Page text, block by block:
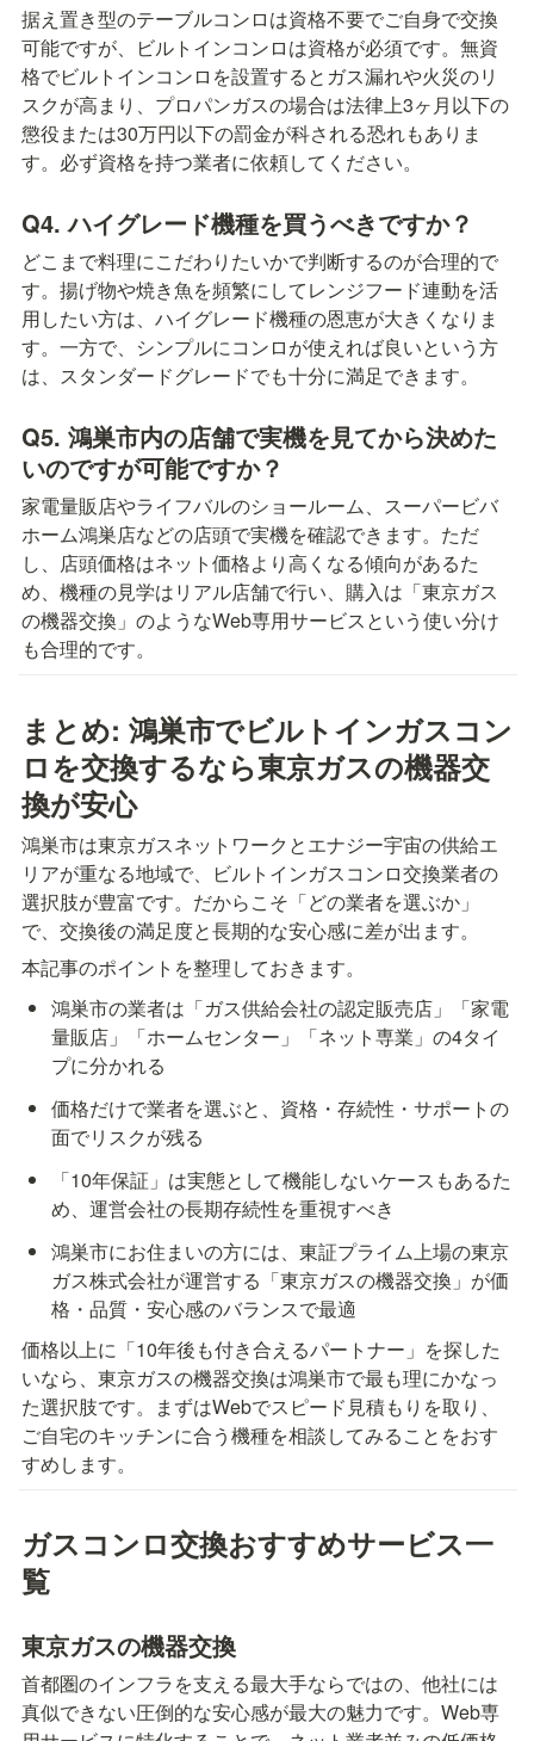
据え置き型のテーブルコンロは資格不要でご自身で交換
可能ですが、ビルトインコンロは資格が必須です。無資
格でビルトインコンロを設置するとガス漏れや火災のリ
スクが高まり、プロパンガスの場合は法律上3ヶ月以下の
懲役または30万円以下の罰金が科される恐れもありま
す。必ず資格を持つ業者に依頼してください。
Q4. ハイグレード機種を買うべきですか？
どこまで料理にこだわりたいかで判断するのが合理的で
す。揚げ物や焼き魚を頻繁にしてレンジフード連動を活
用したい方は、ハイグレード機種の恩恵が大きくなりま
す。一方で、シンプルにコンロが使えれば良いという方
は、スタンダードグレードでも十分に満足できます。
Q5. 鴻巣市内の店舗で実機を見てから決めた
いのですが可能ですか？
家電量販店やライフバルのショールーム、スーパービバ
ホーム鴻巣店などの店頭で実機を確認できます。ただ
し、店頭価格はネット価格より高くなる傾向があるた
め、機種の見学はリアル店舗で行い、購入は「東京ガス
の機器交換」のようなWeb専用サービスという使い分け
も合理的です。
まとめ: 鴻巣市でビルトインガスコン
ロを交換するなら東京ガスの機器交
換が安心
鴻巣市は東京ガスネットワークとエナジー宇宙の供給エ
リアが重なる地域で、ビルトインガスコンロ交換業者の
選択肢が豊富です。だからこそ「どの業者を選ぶか」
で、交換後の満足度と長期的な安心感に差が出ます。
本記事のポイントを整理しておきます。
鴻巣市の業者は「ガス供給会社の認定販売店」「家電
量販店」「ホームセンター」「ネット専業」の4タイ
プに分かれる
価格だけで業者を選ぶと、資格・存続性・サポートの
面でリスクが残る
「10年保証」は実態として機能しないケースもあるた
め、運営会社の長期存続性を重視すべき
鴻巣市にお住まいの方には、東証プライム上場の東京
ガス株式会社が運営する「東京ガスの機器交換」が価
格・品質・安心感のバランスで最適
価格以上に「10年後も付き合えるパートナー」を探した
いなら、東京ガスの機器交換は鴻巣市で最も理にかなっ
た選択肢です。まずはWebでスピード見積もりを取り、
ご自宅のキッチンに合う機種を相談してみることをおす
すめします。
ガスコンロ交換おすすめサービス一
覧
東京ガスの機器交換
首都圏のインフラを支える最大手ならではの、他社には
真似できない圧倒的な安心感が最大の魅力です。Web専